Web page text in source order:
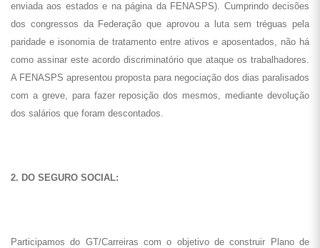
enviada aos estados e na página da FENASPS). Cumprindo decisões
dos congressos da Federação que aprovou a luta sem tréguas pela
paridade e isonomia de tratamento entre ativos e aposentados, não há
como assinar este acordo discriminatório que ataque os trabalhadores.
A FENASPS apresentou proposta para negociação dos dias paralisados
com a greve, para fazer reposição dos mesmos, mediante devolução
dos salários que foram descontados.
2. DO SEGURO SOCIAL:
Participamos do GT/Carreiras com o objetivo de construir Plano de